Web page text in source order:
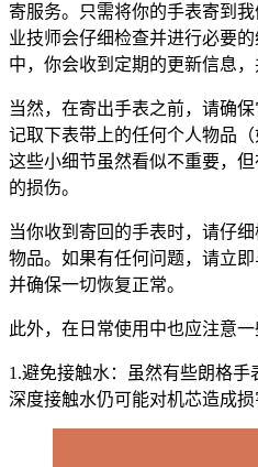
寄服务。只需将你的手表寄到
业技师会仔细检查并进行必要
中，你会收到定期的更新信息，
当然，在寄出手表之前，请确
记取下表带上的任何个人物品
这些小细节虽然看似不重要，
的损伤。
当你收到寄回的手表时，请仔
物品。如果有任何问题，请立
并确保一切恢复正常。
此外，在日常使用中也应注意一
1.避免接触水：虽然有些朗格
深度接触水仍可能对机芯造成损